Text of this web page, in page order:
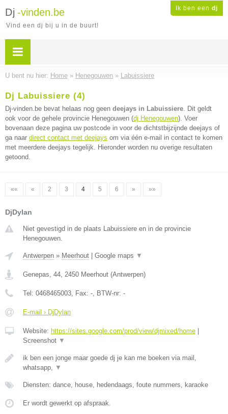
Ik ben een dj
Dj -vinden.be
Vind een dj bij u in de buurt!
U bent nu hier: Home » Henegouwen » Labuissiere
Dj Labuissiere (4)
Dj-vinden.be bevat helaas nog geen deejays in Labuissiere. Dit geldt
ook voor de gehele provincie Henegouwen (dj Henegouwen). Voer
bovenaan deze pagina uw postcode in voor de dichtstbijzijnde deejays of
ga naar direct contact met deejays om via één e-mail in contact te komen
met meerdere deejays tegelijk. Hieronder worden nu overige resultaten
getoond.
«« « 2 3 4 5 6 » »»
DjDylan
Niet gevestigd in de plaats Labuissiere en in de provincie
Henegouwen.
Antwerpen » Meerhout Google maps ▼
Genepas, 44, 2450 Meerhout (Antwerpen)
Tel: 0468465003, Fax: -, BTW-nr: -
E-mail › DjDylan
Website: https://sites.google.com/prod/view/djmixed/home
Screenshot ▼
ik ben een jonge maar goede dj je kan me boeken via mail,
whatsapp, ▼
Diensten: dance, house, hedendaags, foute nummers, karaoke
Er wordt gewerkt op afspraak.